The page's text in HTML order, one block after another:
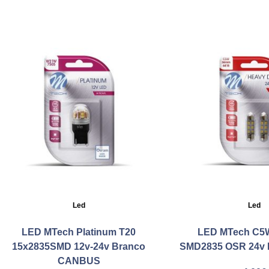
Led
LED MTech Platinum T20
15x2835SMD 12v-24v Branco
CANBUS
Led
LED MTech
SMD2835 OSR